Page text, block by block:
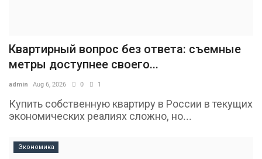
Квартирный вопрос без ответа: съемные
метры доступнее своего...
admin Aug 6, 2026 0 1
Купить собственную квартиру в России в текущих
экономических реалиях сложно, но...
Экономика